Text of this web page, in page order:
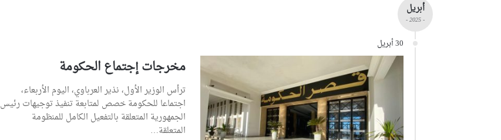
أبريل
- 2025 -
30 أبريل
مخرجات إجتماع الحكومة
ترأس الوزير الأول، نذير العرباوي، اليوم الأربعاء،
اجتماعا للحكومة خصص لمتابعة تنفيذ توجيهات رئيس
الجمهورية المتعلقة بالتفعيل الكامل للمنظومة
المتعلقة…